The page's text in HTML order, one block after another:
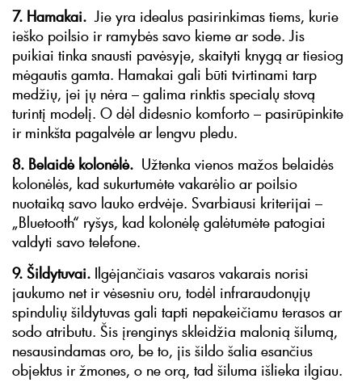
7. Hamakai.Jie yra idealus pasirinkimas tiems, kurie
ieško poilsio ir ramybės savo kieme ar sode. Jis
puikiai tinka snausti pavėsyje, skaityti knygą ar tiesiog
mėgautis gamta. Hamakai gali būti tvirtinami tarp
medžių, jei jų nėra – galima rinktis specialų stovą
turintį modelį. O dėl didesnio komforto – pasirūpinkite
ir minkšta pagalvėle ar lengvu pledu.
8. Belaidė kolonėlė. Užtenka vienos mažos belaidės
kolonėlės, kad sukurtumėte vakarėlio ar poilsio
nuotaiką savo lauko erdvėje. Svarbiausi kriterijai –
„Bluetooth“ ryšys, kad kolonėlę galėtumėte patogiai
valdyti savo telefone.
9. Šildytuvai. Ilgėjančiais vasaros vakarais norisi
jaukumo net ir vėsesniu oru, todėl infraraudonųjų
spindulių šildytuvas gali tapti nepakeičiamu terasos ar
sodo atributu. Šis įrenginys skleidžia malonią šilumą,
nesausindamas oro, be to, jis šildo šalia esančius
objektus ir žmones, o ne orą, tad šiluma išlieka ilgiau.